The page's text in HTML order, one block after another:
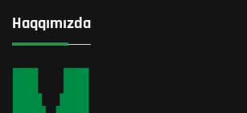
Haqqımızda